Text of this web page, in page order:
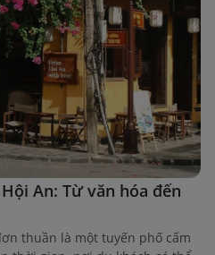
An: Từ văn hóa đến
thuần là một tuyến phố cấm